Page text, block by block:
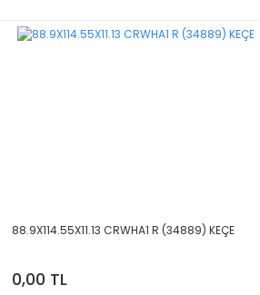
88.9X114.55X11.13 CRWHA1 R (34889) KEÇE
0,00 TL